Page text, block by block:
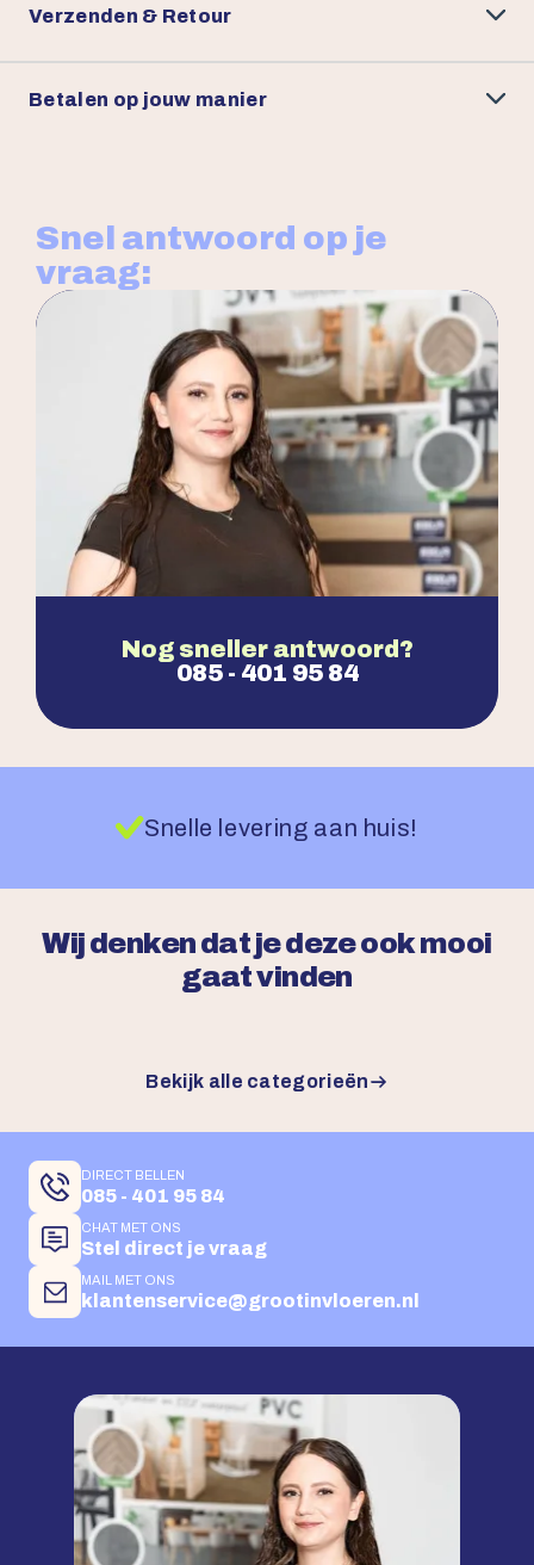
Verzenden & Retour
Betalen op jouw manier
Snel antwoord op je
vraag:
Nog sneller antwoord?
085 - 401 95 84
Snelle levering aan huis!
Wij denken dat je deze ook mooi
gaat vinden
Bekijk alle categorieën
DIRECT BELLEN
085 - 401 95 84
CHAT MET ONS
Stel direct je vraag
MAIL MET ONS
klantenservice@grootinvloeren.nl